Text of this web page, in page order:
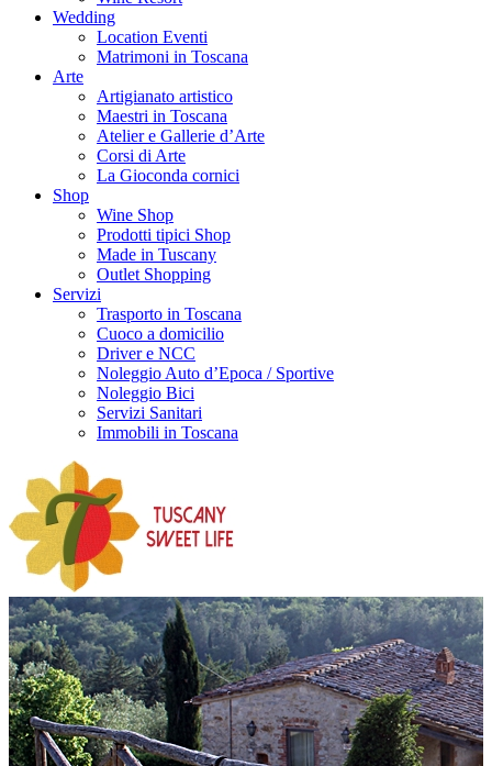
Wedding
Location Eventi
Matrimoni in Toscana
Arte
Artigianato artistico
Maestri in Toscana
Atelier e Gallerie d’Arte
Corsi di Arte
La Gioconda cornici
Shop
Wine Shop
Prodotti tipici Shop
Made in Tuscany
Outlet Shopping
Servizi
Trasporto in Toscana
Cuoco a domicilio
Driver e NCC
Noleggio Auto d’Epoca / Sportive
Noleggio Bici
Servizi Sanitari
Immobili in Toscana